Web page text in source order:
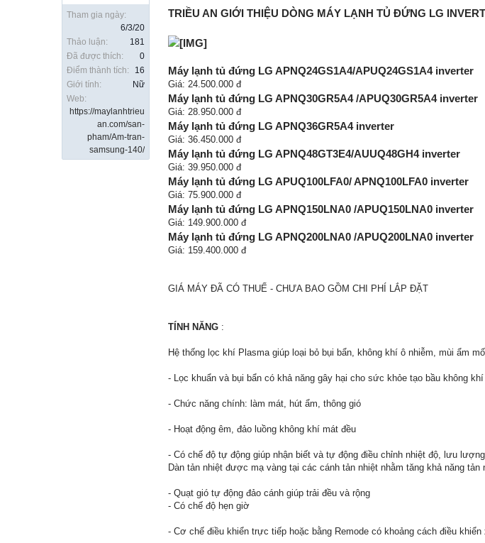
Tham gia ngày:
6/3/20
Thảo luận:
181
Đã được thích:
0
Điểm thành tích:
16
Giới tính:
Nữ
Web:
https://maylanhtrieu
an.com/san-
pham/Am-tran-
samsung-140/
TRIỀU AN GIỚI THIỆU DÒNG MÁY LẠNH TỦ ĐỨNG LG
Máy lạnh tủ đứng LG APNQ24GS1A4/APUQ24GS1A4 inverter
Giá: 24.500.000 đ
Máy lạnh tủ đứng LG APNQ30GR5A4 /APUQ30GR5A4 inverter
Giá: 28.950.000 đ
Máy lạnh tủ đứng LG APNQ36GR5A4 inverter
Giá: 36.450.000 đ
Máy lạnh tủ đứng LG APNQ48GT3E4/AUUQ48GH4 inverter
Giá: 39.950.000 đ
Máy lạnh tủ đứng LG APUQ100LFA0/ APNQ100LFA0 inverter
Giá: 75.900.000 đ
Máy lạnh tủ đứng LG APNQ150LNA0 /APUQ150LNA0 inverter
Giá: 149.900.000 đ
Máy lạnh tủ đứng LG APNQ200LNA0 /APUQ200LNA0 inverter
Giá: 159.400.000 đ
GIÁ MÁY ĐÃ CÓ THUẾ - CHƯA BAO GỒM CHI PHÍ LẮP ĐẶT
TÍNH NĂNG :
Hệ thống lọc khí Plasma giúp loại bỏ bụi bẩn, không khí ô nhiễm, mùi ẩm
- Lọc khuẩn và bụi bẩn có khả năng gây hại cho sức khỏe tạo bầu không
- Chức năng chính: làm mát, hút ẩm, thông gió
- Hoạt động êm, đảo luồng không khí mát đều
- Có chế độ tự động giúp nhận biết và tự động điều chỉnh nhiệt độ, lưu
Dàn tản nhiệt được mạ vàng tại các cánh tản nhiệt nhằm tăng khả năng
- Quạt gió tự động đảo cánh giúp trải đều và rộng
- Có chế độ hẹn giờ
- Cơ chế điều khiển trực tiếp hoặc bằng Remode có khoảng cách điều khiển